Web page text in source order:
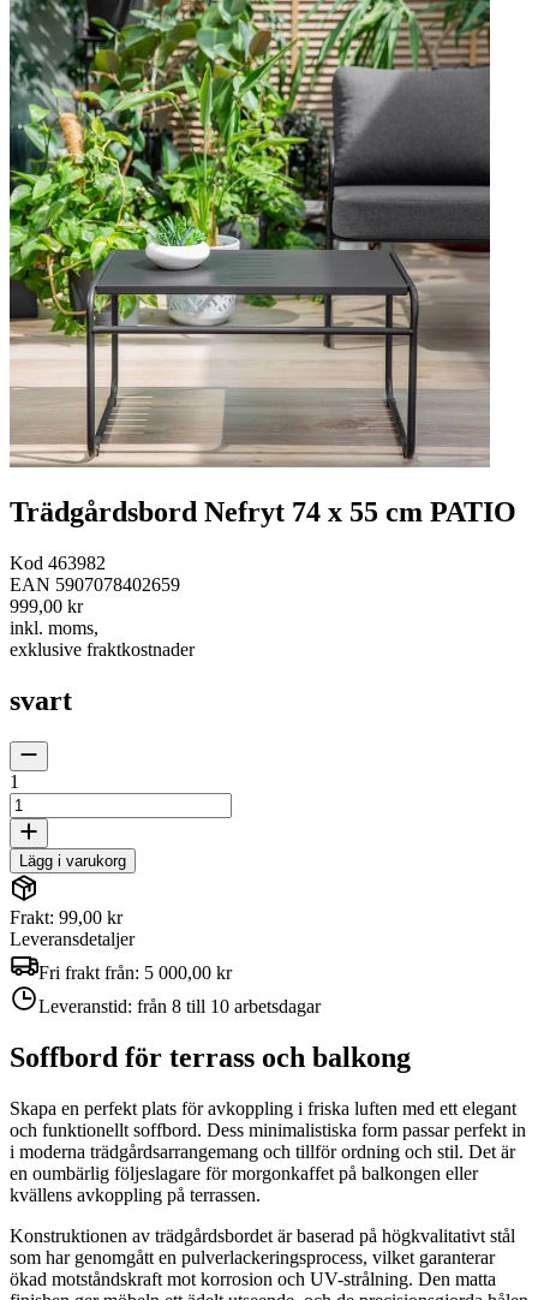
Trädgårdsbord Nefryt 74 x 55 cm PATIO
Kod 463982
EAN 5907078402659
999,00 kr
inkl. moms,
exklusive fraktkostnader
svart
1
Lägg i varukorg
Frakt: 99,00 kr
Leveransdetaljer
Fri frakt från: 5 000,00 kr
Leveranstid: från 8 till 10 arbetsdagar
Soffbord för terrass och balkong
Skapa en perfekt plats för avkoppling i friska luften med ett elegant
och funktionellt soffbord. Dess minimalistiska form passar perfekt in
i moderna trädgårdsarrangemang och tillför ordning och stil. Det är
en oumbärlig följeslagare för morgonkaffet på balkongen eller
kvällens avkoppling på terrassen.
Konstruktionen av trädgårdsbordet är baserad på högkvalitativt stål
som har genomgått en pulverlackeringsprocess, vilket garanterar
ökad motståndskraft mot korrosion och UV-strålning. Den matta